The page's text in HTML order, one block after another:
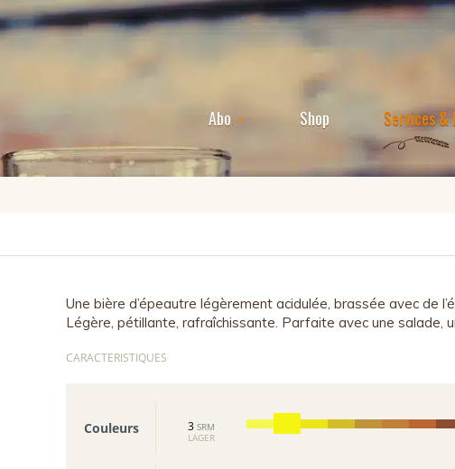
Abo Shop Services &
Une bière d’épeautre légèrement acidulée, brassée avec de
Légère, pétillante, rafraîchissante. Parfaite avec une salade,
CARACTERISTIQUES
Couleurs 3 SRM
LAGER